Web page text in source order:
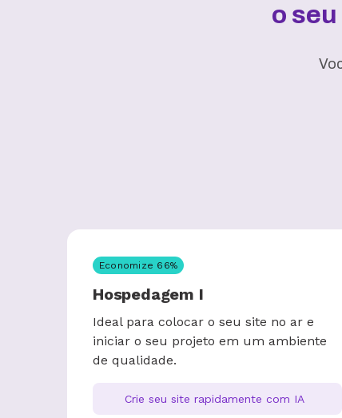
o
Economize 66%
Hospedagem I
Ideal para colocar o seu site no ar e
iniciar o seu projeto em um ambiente
de qualidade.
Crie seu site rapidamente com IA